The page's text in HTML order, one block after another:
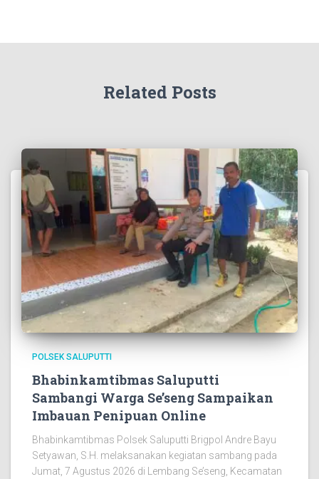
Related Posts
POLSEK SALUPUTTI
Bhabinkamtibmas Saluputti
Sambangi Warga Se’seng Sampaikan
Imbauan Penipuan Online
Bhabinkamtibmas Polsek Saluputti Brigpol Andre Bayu
Setyawan, S.H. melaksanakan kegiatan sambang pada
Jumat, 7 Agustus 2026 di Lembang Se’seng, Kecamatan